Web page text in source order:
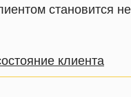
становится
клиента